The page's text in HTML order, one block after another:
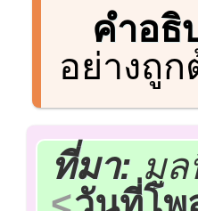
คำอธิ
อย่างถู
ที่มา:มูล